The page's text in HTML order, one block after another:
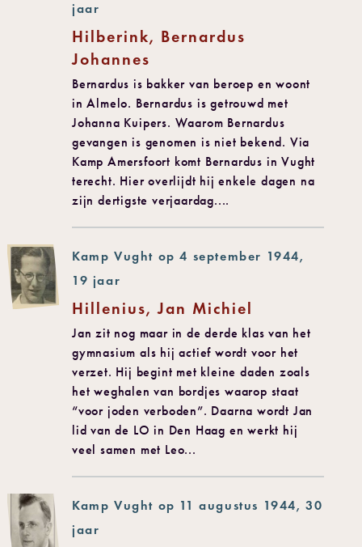
jaar
Hilberink, Bernardus
Johannes
Bernardus is bakker van beroep en woont
in Almelo. Bernardus is getrouwd met
Johanna Kuipers. Waarom Bernardus
gevangen is genomen is niet bekend. Via
Kamp Amersfoort komt Bernardus in Vught
terecht. Hier overlijdt hij enkele dagen na
zijn dertigste verjaardag....
Kamp Vught op 4 september 1944,
19 jaar
Hillenius, Jan Michiel
Jan zit nog maar in de derde klas van het
gymnasium als hij actief wordt voor het
verzet. Hij begint met kleine daden zoals
het weghalen van bordjes waarop staat
“voor joden verboden”. Daarna wordt Jan
lid van de LO in Den Haag en werkt hij
veel samen met Leo...
Kamp Vught op 11 augustus 1944, 30
jaar